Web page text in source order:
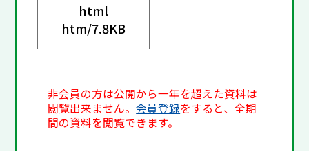
html
htm/7.8KB
非会員の方は公開から一年を超えた資料は
閲覧出来ません。会員登録をすると、全期
間の資料を閲覧できます。